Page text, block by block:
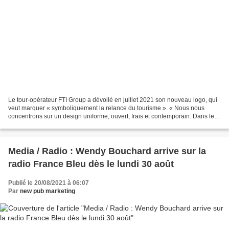
Le tour-opérateur FTI Group a dévoilé en juillet 2021 son nouveau logo, qui
veut marquer « symboliquement la relance du tourisme ». « Nous nous
concentrons sur un design uniforme, ouvert, frais et contemporain. Dans le
Media / Radio : Wendy Bouchard arrive sur la
radio France Bleu dès le lundi 30 août
Publié le 20/08/2021 à 06:07
Par new pub marketing